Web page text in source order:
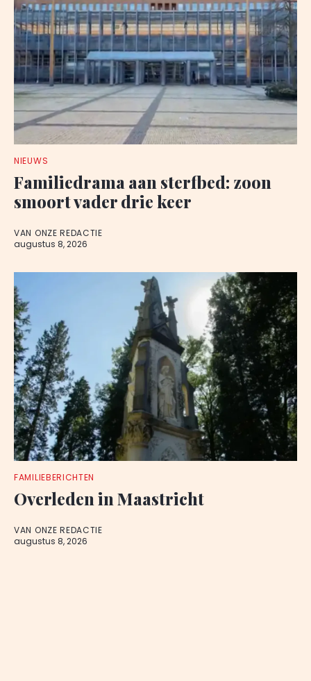
NIEUWS
Familiedrama aan sterfbed: zoon
smoort vader drie keer
VAN ONZE REDACTIE
augustus 8, 2026
FAMILIEBERICHTEN
Overleden in Maastricht
VAN ONZE REDACTIE
augustus 8, 2026